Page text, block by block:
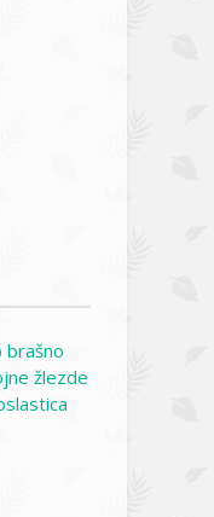
brašno
žlezde